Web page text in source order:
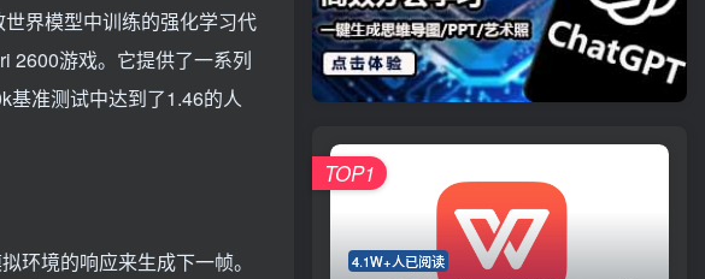
界模型中训练的强化学习代
2600游戏。它提供了一系列
基准测试中达到了1.46的人
环境的响应来生成下一帧。 4.1W+人已阅读
TOP1